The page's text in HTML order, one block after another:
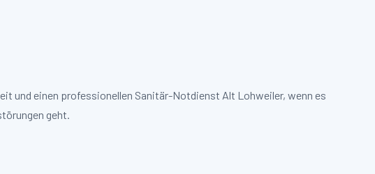
und einen professionellen Sanitär-Notdienst Alt Lohweiler, wenn es
geht.